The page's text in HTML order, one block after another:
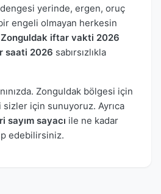
yerinde, ergen, oruç
engeli olmayan herkesin
Zonguldak iftar vakti 2026
saati 2026 sabırsızlıkla
Zonguldak bölgesi için
için sunuyoruz. Ayrıca
sayım sayacı ile ne kadar
edebilirsiniz.